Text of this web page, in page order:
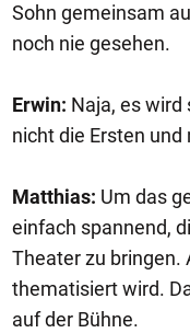
Sohn gemeinsam
noch nie gesehen.
Erwin: Naja, es wird
nicht die Ersten und
Matthias: Um das
einfach spannend,
Theater zu bringen.
thematisiert wird.
auf der Bühne.